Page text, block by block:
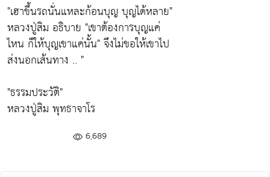
"เฮาขึ้นรถนั่นแหละก้อนบุญ บุญได้หลาย"
หลวงปู่สิม อธิบาย "เขาต้องการบุญแค่
ไหน ก็ให้บุญเขาแค่นั้น"จึงไม่ขอให้เขาไป
ส่งนอกเส้นทาง .. "
"ธรรมประวัติ"
หลวงปู่สิม พุทธาจาโร
6,689